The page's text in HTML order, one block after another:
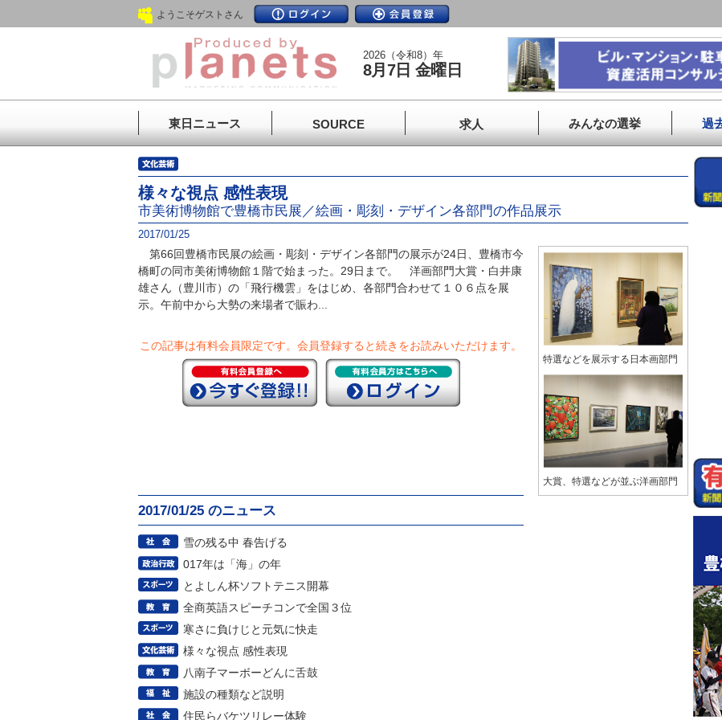
ようこそゲストさん
2026（令和8）年
8月7日 金曜日
東日ニュース SOURCE 求人 みんなの選挙 過
様々な視点 感性表現
市美術博物館で豊橋市民展／絵画・彫刻・デザイン各部門の作品展示
2017/01/25
第66回豊橋市民展の絵画・彫刻・デザイン各部門の展示が24日、豊橋市今
橋町の同市美術博物館１階で始まった。29日まで。 洋画部門大賞・白井康
雄さん（豊川市）の「飛行機雲」をはじめ、各部門合わせて１０６点を展
示。午前中から大勢の来場者で賑わ...
この記事は有料会員限定です。 会員登録すると続きをお読みいただけます。
2017/01/25 のニュース
雪の残る中 春告げる
017年は「海」の年
とよしん杯ソフトテニス開幕
全商英語スピーチコンで全国３位
寒さに負けじと元気に快走
様々な視点 感性表現
八南子マーボーどんに舌鼓
施設の種類など説明
住民らバケツリレー体験
特選などを展示する日本画部門
大賞、特選などが並ぶ洋画部門